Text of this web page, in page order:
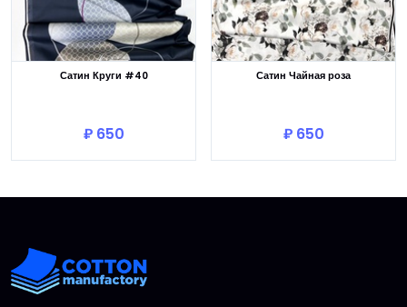
Сатин Круги #40
₽ 650
Сатин Чайная роза
₽ 650